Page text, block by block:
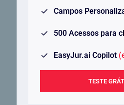
Campos
500 Acessos para
EasyJur.ai Copilot
TESTE